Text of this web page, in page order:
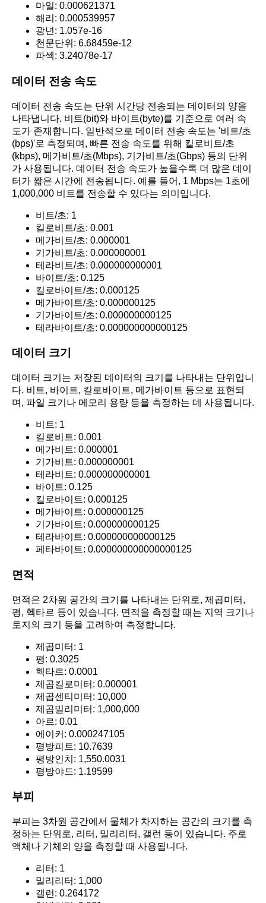
마일: 0.000621371
해리: 0.000539957
광년: 1.057e-16
천문단위: 6.68459e-12
파섹: 3.24078e-17
데이터 전송 속도
데이터 전송 속도는 단위 시간당 전송되는 데이터의 양을
나타냅니다. 비트(bit)와 바이트(byte)를 기준으로 여러 속
도가 존재합니다. 일반적으로 데이터 전송 속도는 '비트/초
(bps)'로 측정되며, 빠른 전송 속도를 위해 킬로비트/초
(kbps), 메가비트/초(Mbps), 기가비트/초(Gbps) 등의 단위
가 사용됩니다. 데이터 전송 속도가 높을수록 더 많은 데이
터가 짧은 시간에 전송됩니다. 예를 들어, 1 Mbps는 1초에
1,000,000 비트를 전송할 수 있다는 의미입니다.
비트/초: 1
킬로비트/초: 0.001
메가비트/초: 0.000001
기가비트/초: 0.000000001
테라비트/초: 0.000000000001
바이트/초: 0.125
킬로바이트/초: 0.000125
메가바이트/초: 0.000000125
기가바이트/초: 0.000000000125
테라바이트/초: 0.000000000000125
데이터 크기
데이터 크기는 저장된 데이터의 크기를 나타내는 단위입니
다. 비트, 바이트, 킬로바이트, 메가바이트 등으로 표현되
며, 파일 크기나 메모리 용량 등을 측정하는 데 사용됩니다.
비트: 1
킬로비트: 0.001
메가비트: 0.000001
기가비트: 0.000000001
테라비트: 0.000000000001
바이트: 0.125
킬로바이트: 0.000125
메가바이트: 0.000000125
기가바이트: 0.000000000125
테라바이트: 0.000000000000125
페타바이트: 0.000000000000000125
면적
면적은 2차원 공간의 크기를 나타내는 단위로, 제곱미터,
평, 헥타르 등이 있습니다. 면적을 측정할 때는 지역 크기나
토지의 크기 등을 고려하여 측정합니다.
제곱미터: 1
평: 0.3025
헥타르: 0.0001
제곱킬로미터: 0.000001
제곱센티미터: 10,000
제곱밀리미터: 1,000,000
아르: 0.01
에이커: 0.000247105
평방피트: 10.7639
평방인치: 1,550.0031
평방야드: 1.19599
부피
부피는 3차원 공간에서 물체가 차지하는 공간의 크기를 측
정하는 단위로, 리터, 밀리리터, 갤런 등이 있습니다. 주로
액체나 기체의 양을 측정할 때 사용됩니다.
리터: 1
밀리리터: 1,000
갤런: 0.264172